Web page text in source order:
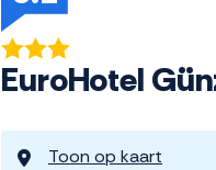
EuroHotel
Toon op kaart